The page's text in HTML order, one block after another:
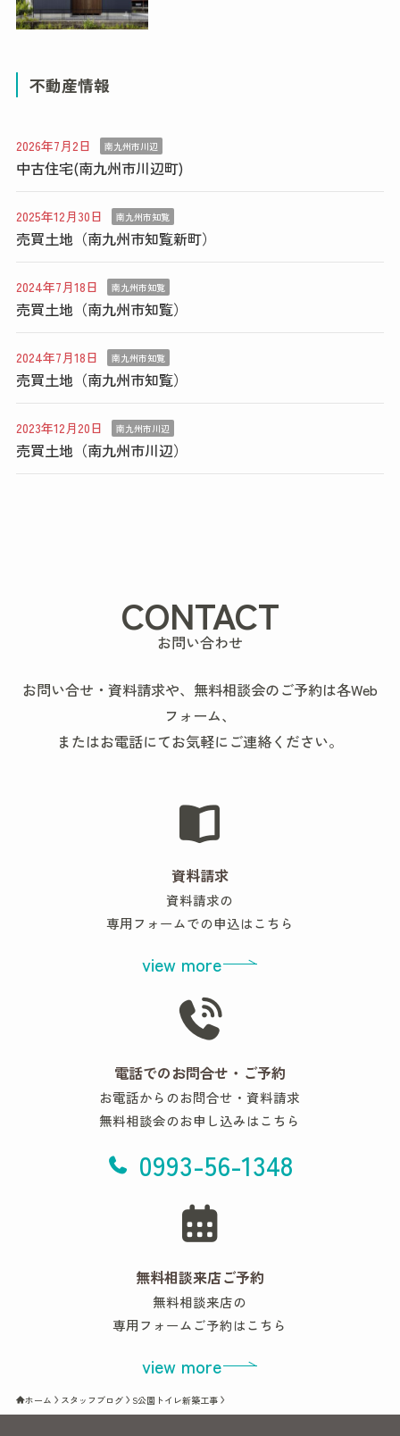
不動産情報
2026年7月2日 南九州市川辺
中古住宅(南九州市川辺町)
2025年12月30日 南九州市知覧
売買土地（南九州市知覧新町）
2024年7月18日 南九州市知覧
売買土地（南九州市知覧）
2024年7月18日 南九州市知覧
売買土地（南九州市知覧）
2023年12月20日 南九州市川辺
売買土地（南九州市川辺）
CONTACT
お問い合わせ
お問い合せ・資料請求や、無料相談会のご予約は各Web
フォーム、
またはお電話にてお気軽にご連絡ください。
資料請求
資料請求の
専用フォームでの申込はこちら
view more
電話でのお問合せ・ご予約
お電話からのお問合せ・資料請求
無料相談会のお申し込みはこちら
0993-56-1348
無料相談来店ご予約
無料相談来店の
専用フォームご予約はこちら
view more
ホーム スタッフブログ S公園トイレ新築工事